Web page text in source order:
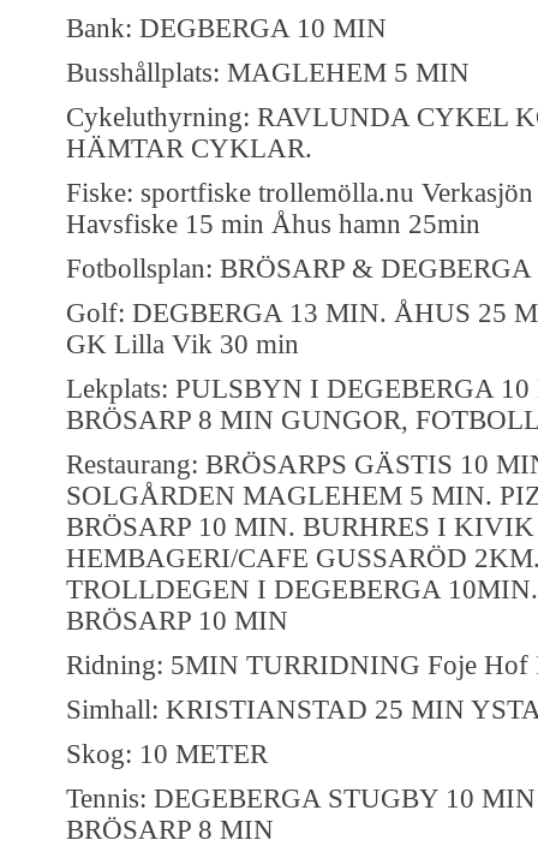
Bank: DEGBERGA 10 MIN
Busshållplats: MAGLEHEM 5 MIN
Cykeluthyrning: RAVLUNDA CYKEL
HÄMTAR CYKLAR.
Fiske: sportfiske trollemölla.nu
Havsfiske 15 min Åhus hamn 25min
Fotbollsplan: BRÖSARP &
Golf: DEGBERGA 13 MIN. ÅHUS 25
GK Lilla Vik 30 min
Lekplats: PULSBYN I DEGEBERGA
BRÖSARP 8 MIN GUNGOR,
Restaurang: BRÖSARPS GÄSTIS 10
SOLGÅRDEN MAGLEHEM 5 MIN.
BRÖSARP 10 MIN. BURHRES I
HEMBAGERI/CAFE GUSSARÖD
TROLLDEGEN I DEGEBERGA
BRÖSARP 10 MIN
Ridning: 5MIN TURRIDNING Foje Hof
Simhall: KRISTIANSTAD 25 MIN
Skog: 10 METER
Tennis: DEGEBERGA STUGBY 10
BRÖSARP 8 MIN